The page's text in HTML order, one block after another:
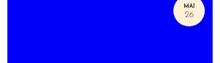
MAI
26